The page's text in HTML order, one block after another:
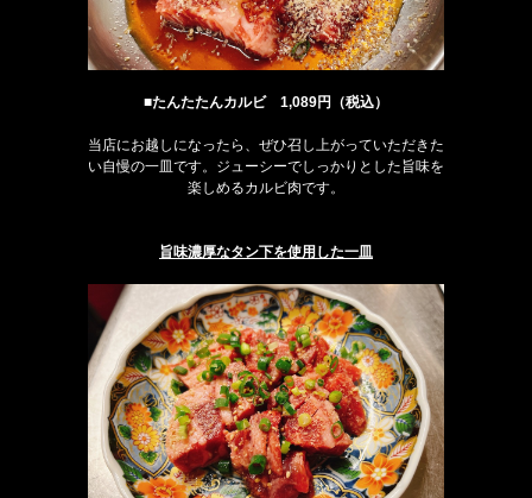
■たんたたんカルビ 1,089円（税込）
当店にお越しになったら、ぜひ召し上がっていただきた
い自慢の一皿です。ジューシーでしっかりとした旨味を
楽しめるカルビ肉です。
旨味濃厚なタン下を使用した一皿